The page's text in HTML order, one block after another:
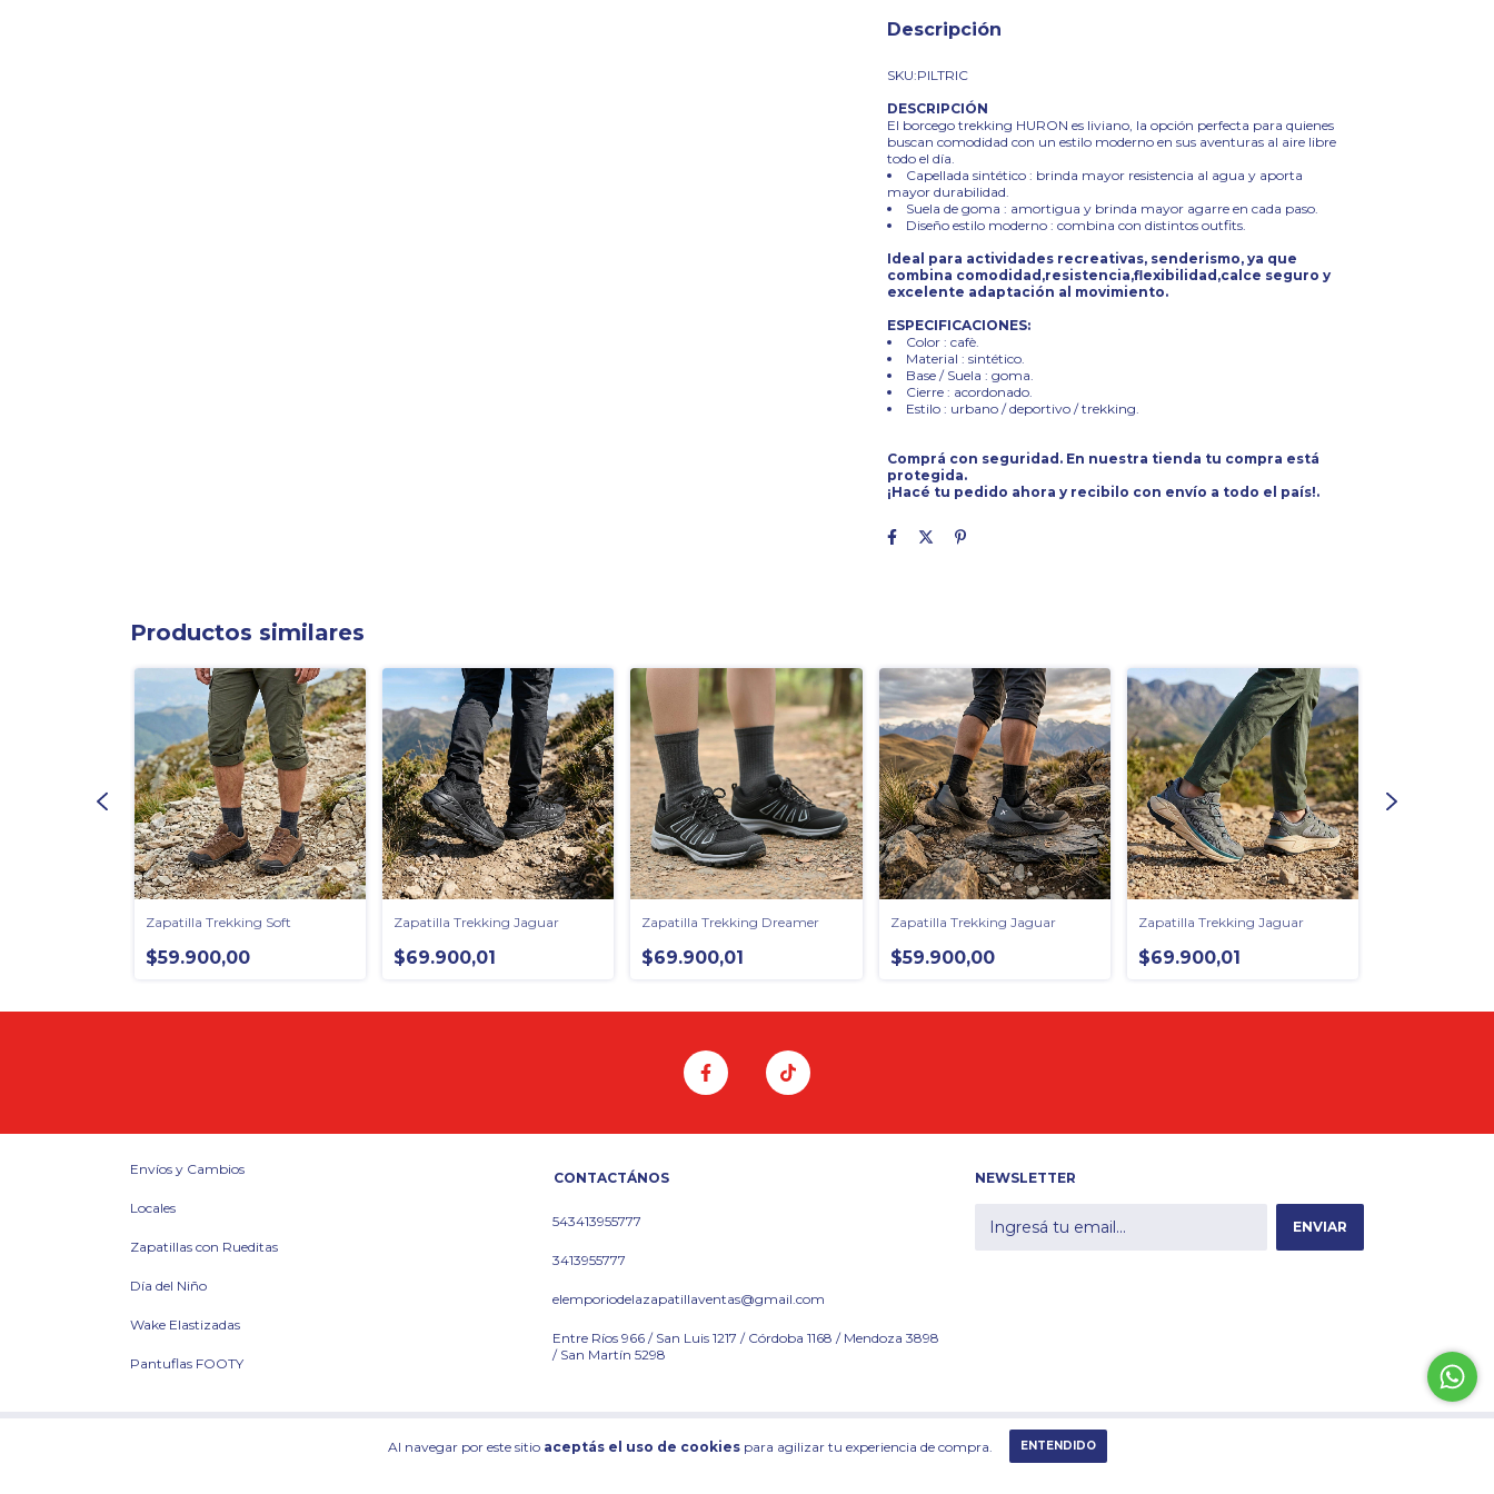
Al navegar por este sitio aceptás el uso de cookiespara agilizar tu experiencia de compra. ENTENDIDO
Descripción
SKU:PILTRIC
DESCRIPCIÓN
El borcego trekking HURON es liviano, la opción perfecta para quienes
buscan comodidad con un estilo moderno en sus aventuras al aire libre
todo el día.
Capellada sintético : brinda mayor resistencia al agua y aporta
mayor durabilidad.
Suela de goma : amortigua y brinda mayor agarre en cada paso.
Diseño estilo moderno : combina con distintos outfits.
Ideal para actividades recreativas, senderismo, ya que
combina comodidad,resistencia,flexibilidad,calce seguro y
excelente adaptación al movimiento.
ESPECIFICACIONES:
Color : cafè.
Material : sintético.
Base / Suela : goma.
Cierre : acordonado.
Estilo : urbano / deportivo / trekking.
Comprá con seguridad. En nuestra tienda tu compra está
protegida.
¡Hacé tu pedido ahora y recibilo con envío a todo el país!.
Productos similares
Zapatilla Trekking Soft
$59.900,00
Zapatilla Trekking Jaguar
$69.900,01
Zapatilla Trekking Dreamer
$69.900,01
Zapatilla Trekking Jaguar
$59.900,00
Zapatilla Trekking Jaguar
$69.900,01
Envíos y Cambios
Locales
Zapatillas con Rueditas
Día del Niño
Wake Elastizadas
Pantuflas FOOTY
CONTACTÁNOS
543413955777
3413955777
elemporiodelazapatillaventas@gmail.com
Entre Ríos 966 / San Luis 1217 / Córdoba 1168 / Mendoza 3898
/ San Martín 5298
NEWSLETTER
Botón de arrepentimiento